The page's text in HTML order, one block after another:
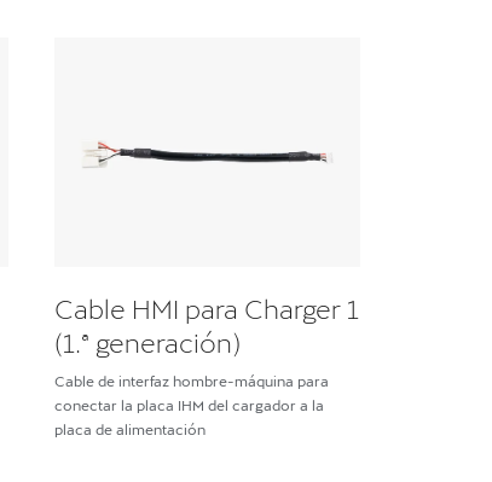
Cable HMI para Charger 1
(1.ª generación)
Cable de interfaz hombre-máquina para
conectar la placa IHM del cargador a la
placa de alimentación